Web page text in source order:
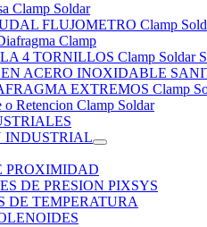
Clamp Soldar
FLUJOMETRO Clamp
Clamp
4 TORNILLOS Clamp Soldar
ACERO INOXIDABLE
EXTREMOS Clamp
o Retencion Clamp Soldar
INDUSTRIAL
PROXIMIDAD
DE PRESION PIXSYS
DE TEMPERATURA